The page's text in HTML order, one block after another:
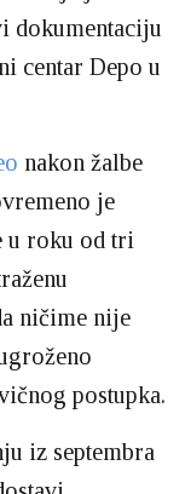
dokumentaciju
centar Depo u
nakon žalbe
je
u roku od tri
ničime nije
postupka.
iz septembra